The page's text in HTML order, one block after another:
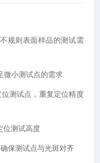
规则表面样品的测试需
微小测试点的需求
测试点，重复定位精度
位测试高度
保测试点与光斑对齐